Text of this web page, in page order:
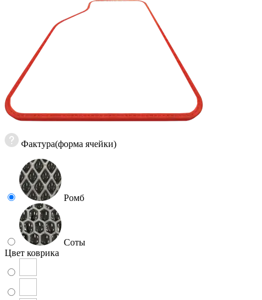
Фактура(форма ячейки)
Ромб
Соты
Цвет коврика